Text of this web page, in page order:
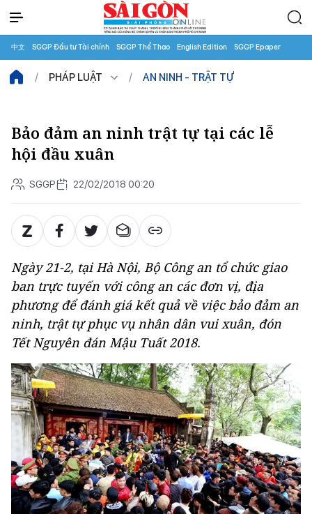
中文 SGGP Đầu tư Tài chính SGGP Thể Thao English Edition SGGP Epaper
PHÁP LUẬT AN NINH - TRẬT TỰ
Bảo đảm an ninh trật tự tại các lễ
hội đầu xuân
SGGP 22/02/2018 00:20
Ngày 21-2, tại Hà Nội, Bộ Công an tổ chức giao
ban trực tuyến với công an các đơn vị, địa
phương để đánh giá kết quả về việc bảo đảm an
ninh, trật tự phục vụ nhân dân vui xuân, đón
Tết Nguyên đán Mậu Tuất 2018.